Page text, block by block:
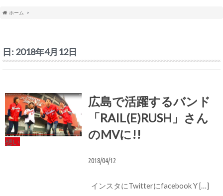
ホーム
日: 2018年4月12日
想い
広島で活躍するバンド
「RAIL(E)RUSH」さん
のMVに!!
2018/04/12
インスタにTwitterにfacebook Y […]